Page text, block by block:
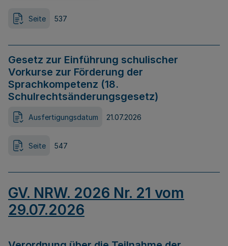
Seite 537
Gesetz zur Einführung schulischer
Vorkurse zur Förderung der
Sprachkompetenz (18.
Schulrechtsänderungsgesetz)
Ausfertigungsdatum 21.07.2026
Seite 547
GV. NRW. 2026 Nr. 21 vom
29.07.2026